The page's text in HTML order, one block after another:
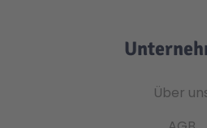
Über